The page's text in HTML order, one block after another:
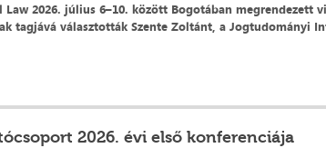
2026. július 6–10. között Bogotában megrendezett
tagjává választották Szente Zoltánt, a Jogtudományi
2026. évi első konferenciája